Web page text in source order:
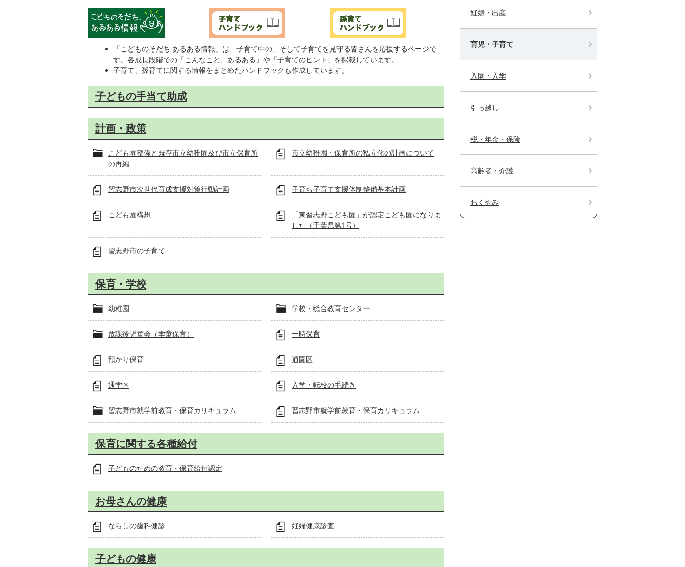
「こどものそだち あるある情報」は、子育て中の、そして子育てを見守る皆さんを応援するページで
す。各成長段階での「こんなこと、あるある」や「子育てのヒント」を掲載しています。
子育て、孫育てに関する情報をまとめたハンドブックも作成しています。
子どもの手当て助成
計画・政策
こども園整備と既存市立幼稚園及び市立保育所
の再編
市立幼稚園・保育所の私立化の計画について
習志野市次世代育成支援対策行動計画 子育ち子育て支援体制整備基本計画
こども園構想
「東習志野こども園」が認定こども園になりま
した（千葉県第1号）
習志野市の子育て
保育・学校
幼稚園 学校・総合教育センター
放課後児童会（学童保育） 一時保育
預かり保育 通園区
通学区 入学・転校の手続き
習志野市就学前教育・保育カリキュラム 習志野市就学前教育・保育カリキュラム
保育に関する各種給付
子どものための教育・保育給付認定
お母さんの健康
ならしの歯科健診 妊婦健康診査
子どもの健康
妊娠・出産
育児・子育て
入園・入学
引っ越し
税・年金・保険
高齢者・介護
おくやみ